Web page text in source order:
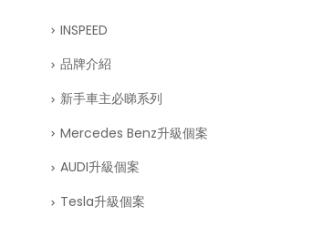
INSPEED
品牌介紹
新手車主必睇系列
Mercedes Benz升級個案
AUDI升級個案
Tesla升級個案